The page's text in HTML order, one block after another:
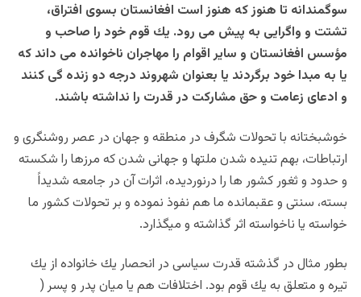
سوگمندانه تا هنوز كه هنوز است افغانستان بسوى افتراق،
تشتت و واگرايى به پيش مى رود. يك قوم خود را صاحب و
مؤسس افغانستان و ساير اقوام را مهاجران ناخوانده مى داند كه
يا به مبدا خود برگردند يا بعنوان شهروند درجه دو زنده گى كنند
و ادعاى زعامت و حق مشاركت در قدرت را نداشته باشند.
خوشبختانه با تحولات شگرف در منطقه و جهان در عصر روشنگرى و
ارتباطات، بهم تنيده شدن ملتها و جهانى شدن كه مرزها را شكسته
و حدود و ثغور كشور ها را درنورديده، اثرات آن در جامعه شديداً
بسته، سنتى و عقبمانده ما هم نفوذ نموده و بر تحولات كشور ما
خواسته يا ناخواسته اثر گذاشته و ميگذارد.
بطور مثال در گذشته قدرت سياسى در انحصار يك خانواده از يك
تيره و متعلق به يك قوم بود. اختلافات هم يا ميان پدر و پسر (